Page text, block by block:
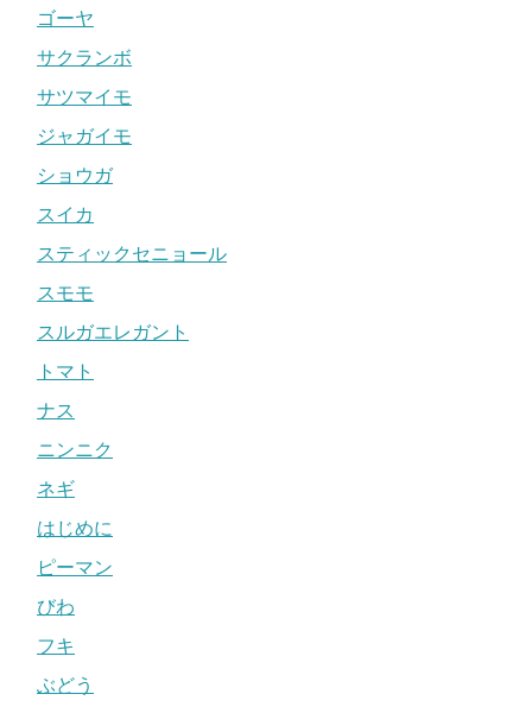
ゴーヤ
サクランボ
サツマイモ
ジャガイモ
ショウガ
スイカ
スティックセニョール
スモモ
スルガエレガント
トマト
ナス
ニンニク
ネギ
はじめに
ピーマン
びわ
フキ
ぶどう